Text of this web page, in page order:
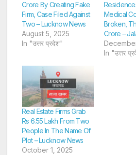
Crore By Creating Fake
Firm, Case Filed Against
Two – Lucknow News
August 5, 2025
In "उत्तर प्रदेश"
Medical
Broken,
Crore –
In "उत्तर
Real Estate Firms Grab
Rs 6.55 Lakh From Two
People In The Name Of
Plot – Lucknow News
October 1, 2025